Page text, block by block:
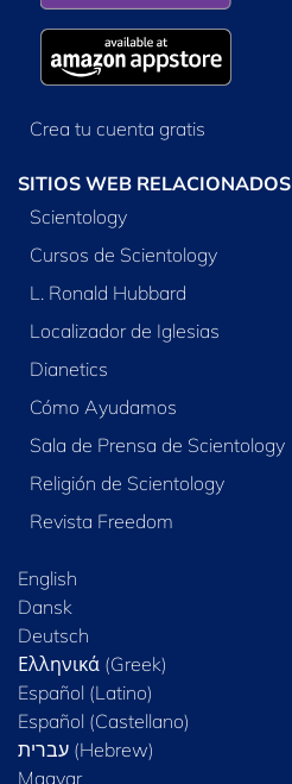
Crea tu cuenta gratis
SITIOS WEB RELACIONADOS
Scientology
Cursos de Scientology
L. Ronald Hubbard
Localizador de Iglesias
Dianetics
Cómo Ayudamos
Sala de Prensa de Scientology
Religión de Scientology
Revista Freedom
English
Dansk
Deutsch
Ελληνικά (Greek)
Español (Latino)
Español (Castellano)
Magyar